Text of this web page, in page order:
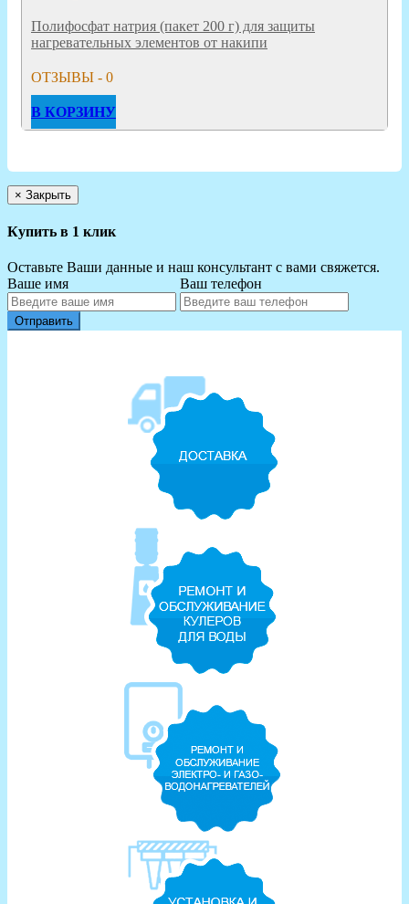
Полифосфат натрия (пакет 200 г) для защиты
нагревательных элементов от накипи
ОТЗЫВЫ - 0
В КОРЗИНУ
× Закрыть
Купить в 1 клик
Оставьте Ваши данные и наш консультант с вами свяжется.
Ваше имя
Ваш телефон
Отправить